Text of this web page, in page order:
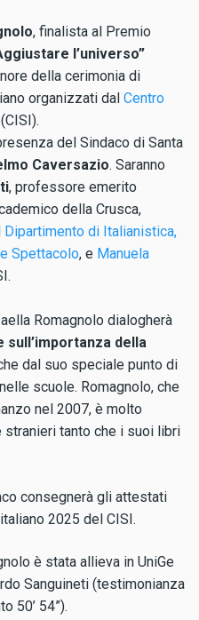
, finalista al Premio
l’universo”
della cerimonia di
organizzati dal Centro
(CISI).
del Sindaco di Santa
Caversazio. Saranno
, professore emerito
della Crusca,
Dipartimento di Italianistica,
Spettacolo, e Manuela
Romagnolo dialogherà
sull’importanza della
dal suo speciale punto di
scuole. Romagnolo, che
nel 2007, è molto
tanto che i suoi libri
consegnerà gli attestati
2025 del CISI.
è stata allieva in UniGe
Sanguineti (testimonianza
50’ 54”).